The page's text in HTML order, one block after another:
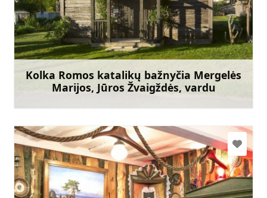
Kolka Romos katalikų bažnyčia Mergelės
Marijos, Jūros Žvaigždės, vardu
kolkas.kbaznica@gmail.com
+371 29793759
Sužinoti daugiau